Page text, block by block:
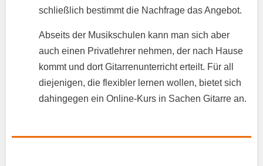
schließlich bestimmt die Nachfrage das Angebot.
Abseits der Musikschulen kann man sich aber
auch einen Privatlehrer nehmen, der nach Hause
kommt und dort Gitarrenunterricht erteilt. Für all
diejenigen, die flexibler lernen wollen, bietet sich
dahingegen ein Online-Kurs in Sachen Gitarre an.